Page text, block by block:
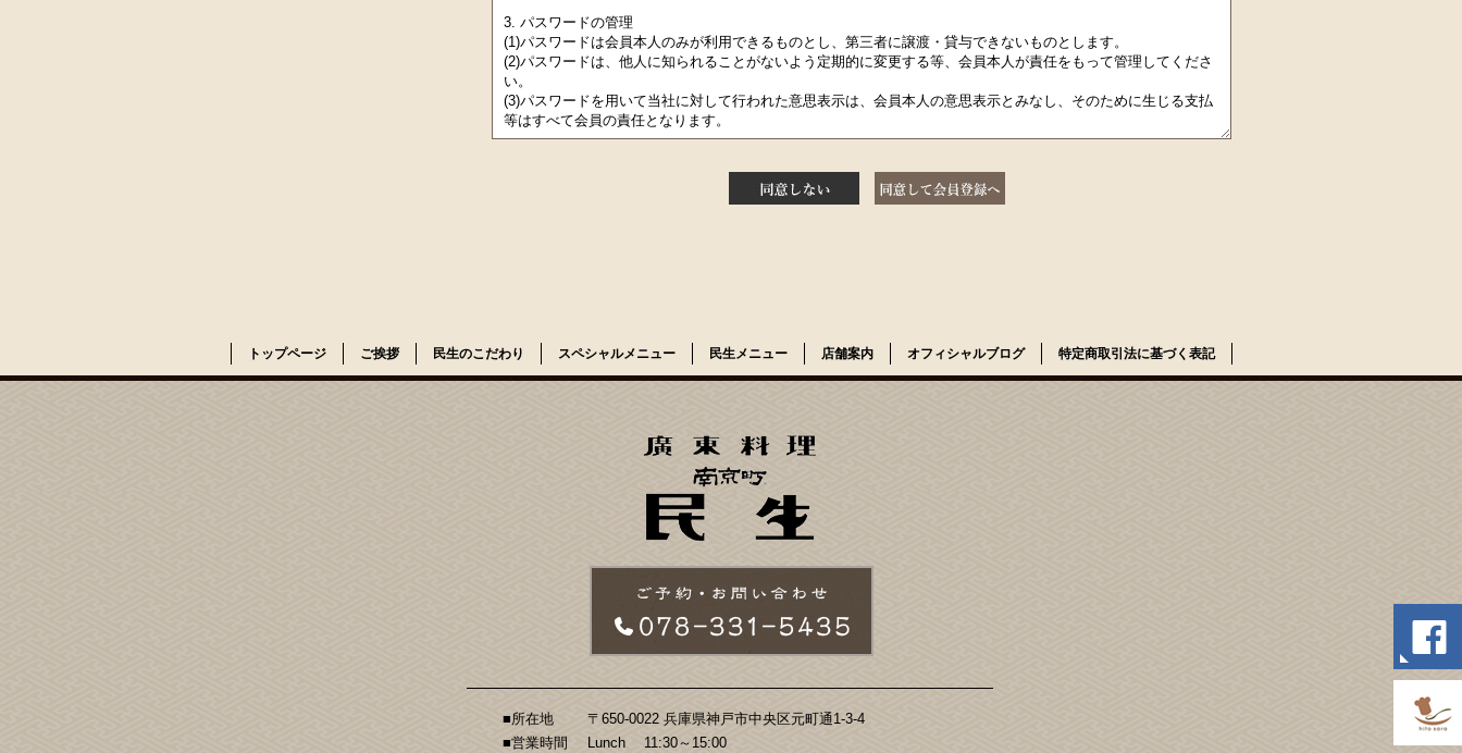
トップページ ご挨拶 民生のこだわり スペシャルメニュー 民生メニュー 店舗案内 オフィシャルブログ 特定商取引法に基づく表記
■所在地
〒650-0022 兵庫県神戸市中央区元町通1-3-4
■営業時間
Lunch 11:30～15:00